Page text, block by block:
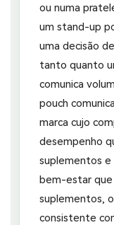
ou numa
um stand-up
uma decisão
tanto quanto
comunica
pouch
marca cujo
desempenho
suplementos e
bem-estar que
suplementos,
consistente